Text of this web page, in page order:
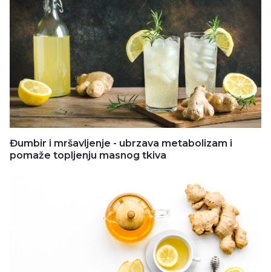
Đumbir i mršavljenje - ubrzava metabolizam i
pomaže topljenju masnog tkiva